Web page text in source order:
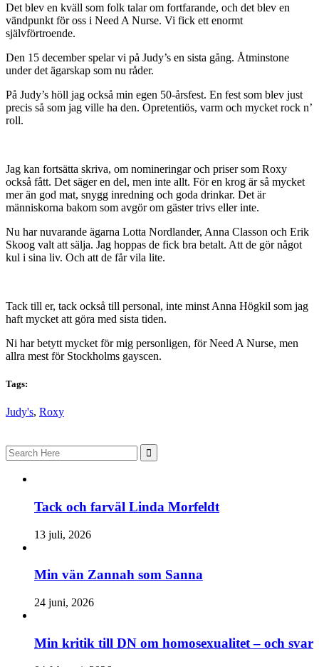
Det blev en kväll som folk talar om fortfarande, och det blev en
vändpunkt för oss i Need A Nurse. Vi fick ett enormt
självförtroende.
Den 15 december spelar vi på Judy’s en sista gång. Åtminstone
under det ägarskap som nu råder.
På Judy’s höll jag också min egen 50-årsfest. En fest som blev just
precis så som jag ville ha den. Opretentiös, varm och mycket rock n’
roll.
Jag kan fortsätta skriva, om nomineringar och priser som Roxy
också fått. Det säger en del, men inte allt. För en krog är så mycket
mer än god mat, snygg inredning och goda drinkar. Det är
människorna bakom som avgör om gäster trivs eller inte.
Nu har nuvarande ägarna Lotta Nordlander, Anna Classon och Erik
Skoog valt att sälja. Jag hoppas de fick bra betalt. Att de gör något
kul i sina liv. Och att de får vila lite.
Tack till er, tack också till personal, inte minst Anna Högkil som jag
haft mycket att göra med sista tiden.
Ni har betytt mycket för mig personligen, för Need A Nurse, men
allra mest för Stockholms gayscen.
Tags:
Judy's, Roxy
Search
for:
Tack och farväl Linda Morfeldt
13 juli, 2026
Min vän Zannah som Sanna
24 juni, 2026
Min kritik till DN om homosexualitet – och svar